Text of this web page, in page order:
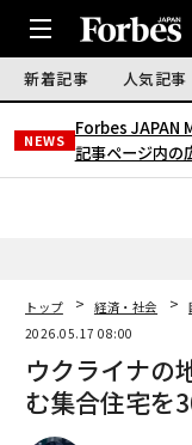
新着記事 人気記事
NEWS
Forbes JAPAN
記事ページ内の
トップ 経済・社会
2026.05.17 08:00
ウクライナの
む集合住宅を